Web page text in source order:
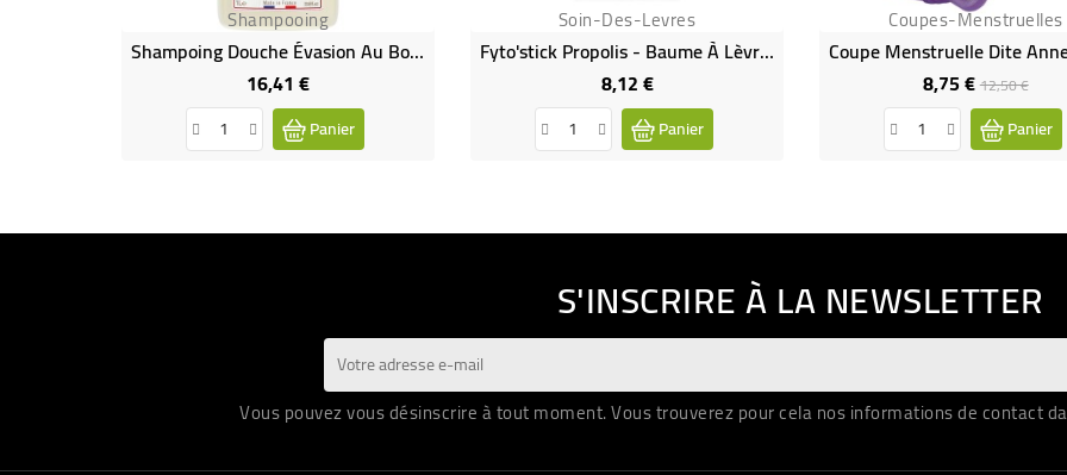
Shampooing
Shampoing Douche Évasion Au Bois De Cèdre
16,41 €Prix
Panier
Soin-Des-Levres
Fyto'stick Propolis - Baume À Lèvres
8,12 €Prix
Panier
Coupes-Menstruelles
8,75 €Prix
de
base
12,50 €Prix
Panier
S'INSCRIRE À LA NEWSLETTER
Vous pouvez vous désinscrire à tout moment. Vous trouverez pour cela nos informations de contact